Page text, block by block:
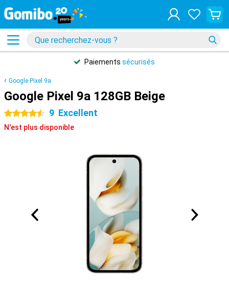
Paiements sécurisés
Google Pixel 9a
Google Pixel 9a 128GB Beige
4.5 étoiles 9 Excellent
N'est plus disponible